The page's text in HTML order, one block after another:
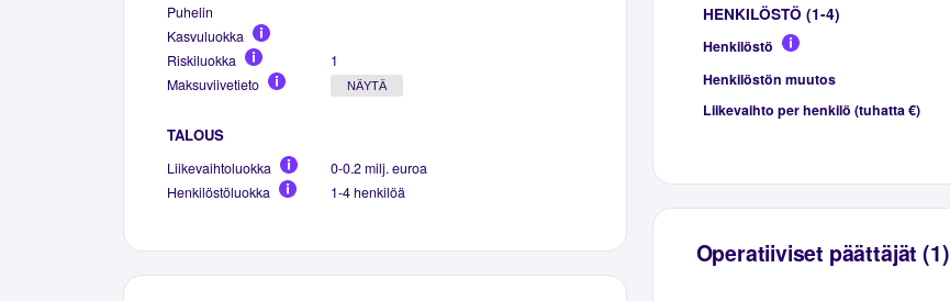
Puhelin
Kasvuluokka
Riskiluokka
1
Maksuviivetieto
NÄYTÄ
TALOUS
Liikevaihtoluokka
0-0.2 milj. euroa
Henkilöstöluokka
1-4 henkilöä
HENKILÖSTÖ (1-4)
Henkilöstö
Henkilöstön muutos
Liikevaihto per henkilö (tuhatta €)
Operatiiviset päättäjät (1)